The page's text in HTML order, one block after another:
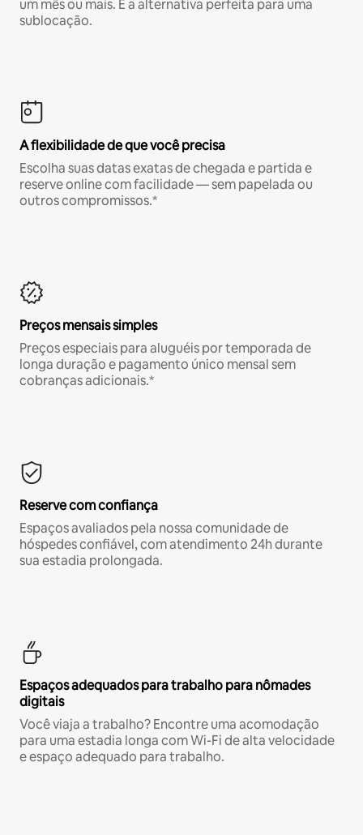
um mês ou mais. É a alternativa perfeita para uma
sublocação.
A flexibilidade de que você precisa
Escolha suas datas exatas de chegada e partida e
reserve online com facilidade — sem papelada ou
outros compromissos.*
Preços mensais simples
Preços especiais para aluguéis por temporada de
longa duração e pagamento único mensal sem
cobranças adicionais.*
Reserve com confiança
Espaços avaliados pela nossa comunidade de
hóspedes confiável, com atendimento 24h durante
sua estadia prolongada.
Espaços adequados para trabalho para nômades
digitais
Você viaja a trabalho? Encontre uma acomodação
para uma estadia longa com Wi-Fi de alta velocidade
e espaço adequado para trabalho.